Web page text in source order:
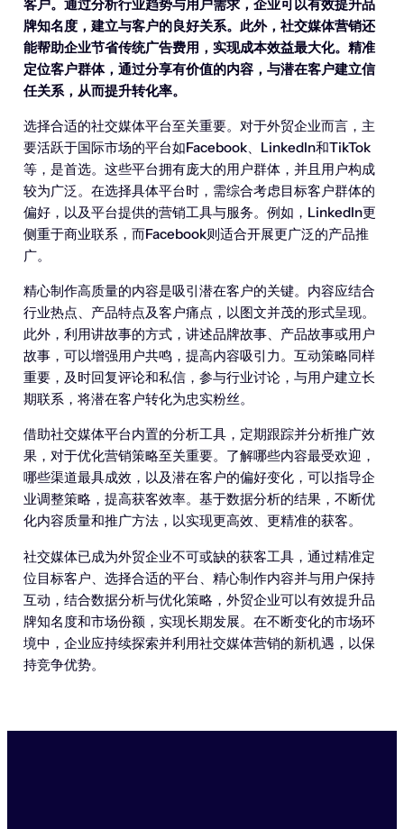
客户。通过分析行业趋势与用户需求，企业可以有效提升品
牌知名度，建立与客户的良好关系。此外，社交媒体营销还
能帮助企业节省传统广告费用，实现成本效益最大化。精准
定位客户群体，通过分享有价值的内容，与潜在客户建立信
任关系，从而提升转化率。
选择合适的社交媒体平台至关重要。对于外贸企业而言，主
要活跃于国际市场的平台如Facebook、LinkedIn和TikTok
等，是首选。这些平台拥有庞大的用户群体，并且用户构成
较为广泛。在选择具体平台时，需综合考虑目标客户群体的
偏好，以及平台提供的营销工具与服务。例如，LinkedIn更
侧重于商业联系，而Facebook则适合开展更广泛的产品推
广。
精心制作高质量的内容是吸引潜在客户的关键。内容应结合
行业热点、产品特点及客户痛点，以图文并茂的形式呈现。
此外，利用讲故事的方式，讲述品牌故事、产品故事或用户
故事，可以增强用户共鸣，提高内容吸引力。互动策略同样
重要，及时回复评论和私信，参与行业讨论，与用户建立长
期联系，将潜在客户转化为忠实粉丝。
借助社交媒体平台内置的分析工具，定期跟踪并分析推广效
果，对于优化营销策略至关重要。了解哪些内容最受欢迎，
哪些渠道最具成效，以及潜在客户的偏好变化，可以指导企
业调整策略，提高获客效率。基于数据分析的结果，不断优
化内容质量和推广方法，以实现更高效、更精准的获客。
社交媒体已成为外贸企业不可或缺的获客工具，通过精准定
位目标客户、选择合适的平台、精心制作内容并与用户保持
互动，结合数据分析与优化策略，外贸企业可以有效提升品
牌知名度和市场份额，实现长期发展。在不断变化的市场环
境中，企业应持续探索并利用社交媒体营销的新机遇，以保
持竞争优势。